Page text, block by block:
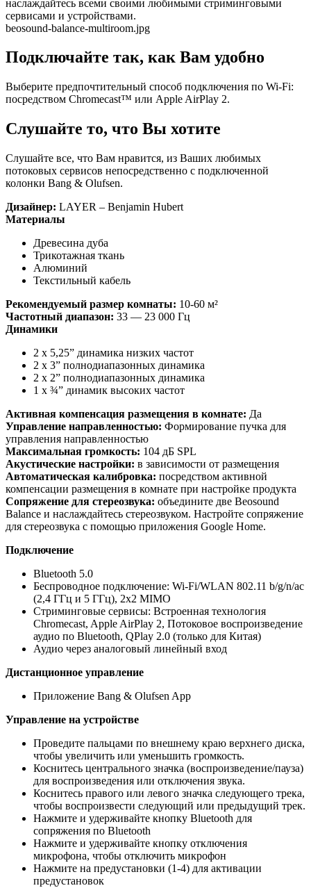
наслаждайтесь всеми своими любимыми стриминговыми
сервисами и устройствами.
beosound-balance-multiroom.jpg
Подключайте так, как Вам удобно
Выберите предпочтительный способ подключения по Wi-Fi:
посредством Chromecast™ или Apple AirPlay 2.
Слушайте то, что Вы хотите
Слушайте все, что Вам нравится, из Ваших любимых
потоковых сервисов непосредственно с подключенной
колонки Bang & Olufsen.
Дизайнер: LAYER – Benjamin Hubert
Материалы
Древесина дуба
Трикотажная ткань
Алюминий
Текстильный кабель
Рекомендуемый размер комнаты: 10-60 м²
Частотный диапазон: 33 — 23 000 Гц
Динамики
2 x 5,25” динамика низких частот
2 x 3” полнодиапазонных динамика
2 x 2” полнодиапазонных динамика
1 x ¾” динамик высоких частот
Активная компенсация размещения в комнате: Да
Управление направленностью: Формирование пучка для
управления направленностью
Максимальная громкость: 104 дБ SPL
Акустические настройки: в зависимости от размещения
Автоматическая калибровка: посредством активной
компенсации размещения в комнате при настройке продукта
Сопряжение для стереозвука: объедините две Beosound
Balance и наслаждайтесь стереозвуком. Настройте сопряжение
для стереозвука с помощью приложения Google Home.
Подключение
Bluetooth 5.0
Беспроводное подключение: Wi-Fi/WLAN 802.11 b/g/n/ac
(2,4 ГГц и 5 ГГц), 2x2 MIMO
Стриминговые сервисы: Встроенная технология
Chromecast, Apple AirPlay 2, Потоковое воспроизведение
аудио по Bluetooth, QPlay 2.0 (только для Китая)
Аудио через аналоговый линейный вход
Дистанционное управление
Приложение Bang & Olufsen App
Управление на устройстве
Проведите пальцами по внешнему краю верхнего диска,
чтобы увеличить или уменьшить громкость.
Коснитесь центрального значка (воспроизведение/пауза)
для воспроизведения или отключения звука.
Коснитесь правого или левого значка следующего трека,
чтобы воспроизвести следующий или предыдущий трек.
Нажмите и удерживайте кнопку Bluetooth для
сопряжения по Bluetooth
Нажмите и удерживайте кнопку отключения
микрофона, чтобы отключить микрофон
Нажмите на предустановки (1-4) для активации
предустановок